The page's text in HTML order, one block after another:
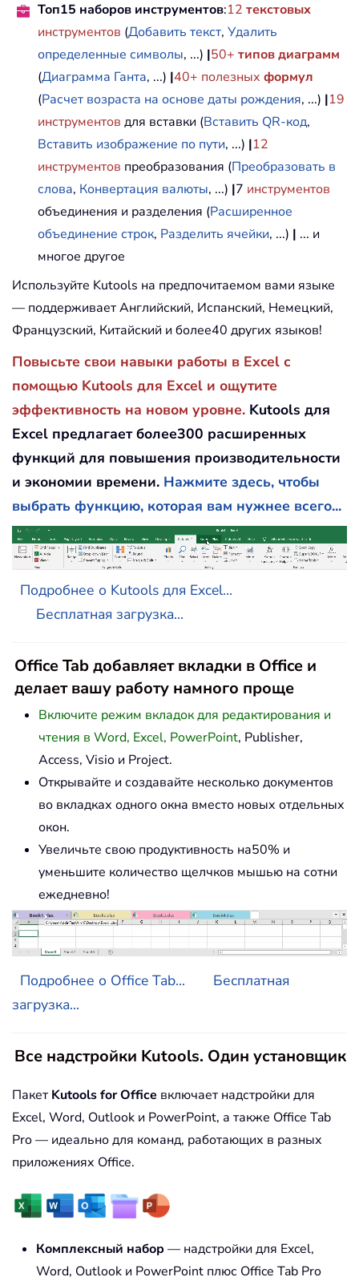
Топ15 наборов инструментов:12 текстовых
инструментов (Добавить текст, Удалить
определенные символы, ...) |50+ типов диаграмм
(Диаграмма Ганта, ...) |40+ полезных формул
(Расчет возраста на основе даты рождения, ...) |19
инструментов для вставки (Вставить QR-код,
Вставить изображение по пути, ...) |12
инструментов преобразования (Преобразовать в
слова, Конвертация валюты, ...) |7 инструментов
объединения и разделения (Расширенное
объединение строк, Разделить ячейки, ...) | ... и
многое другое
Используйте Kutools на предпочитаемом вами языке
— поддерживает Английский, Испанский, Немецкий,
Французский, Китайский и более40 других языков!
Повысьте свои навыки работы в Excel с
помощью Kutools для Excel и ощутите
эффективность на новом уровне. Kutools для
Excel предлагает более300 расширенных
функций для повышения производительности
и экономии времени. Нажмите здесь, чтобы
выбрать функцию, которая вам нужнее всего...
Подробнее о Kutools для Excel...
Бесплатная загрузка...
Office Tab добавляет вкладки в Office и
делает вашу работу намного проще
Включите режим вкладок для редактирования и
чтения в Word, Excel, PowerPoint, Publisher,
Access, Visio и Project.
Открывайте и создавайте несколько документов
во вкладках одного окна вместо новых отдельных
окон.
Увеличьте свою продуктивность на50% и
уменьшите количество щелчков мышью на сотни
ежедневно!
Подробнее о Office Tab...
Бесплатная
загрузка...
Все надстройки Kutools. Один установщик
Пакет Kutools for Office включает надстройки для
Excel, Word, Outlook и PowerPoint, а также Office Tab
Pro — идеально для команд, работающих в разных
приложениях Office.
Комплексный набор — надстройки для Excel,
Word, Outlook и PowerPoint плюс Office Tab Pro